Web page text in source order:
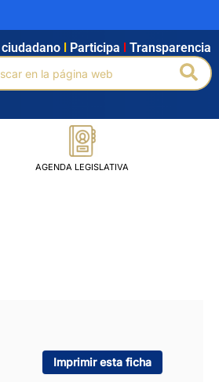
Intranet Búsqueda avanzada
Participa Transparencia
AGENDA LEGISLATIVA
Imprimir esta ficha